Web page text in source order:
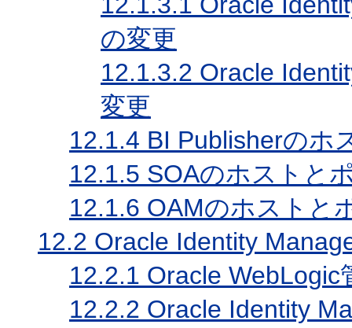
の変更
12.1.3.2 Oracle
変更
12.1.4 BI Publisherのホ
12.1.5 SOAのホストと
12.1.6 OAMのホストと
12.2 Oracle Identity
12.2.1 Oracle WebLogic
12.2.2 Oracle Identity